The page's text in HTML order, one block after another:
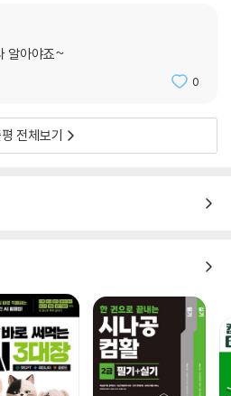
션 → 합성 → PAR → 테스트
알아야죠~
0
전체보기